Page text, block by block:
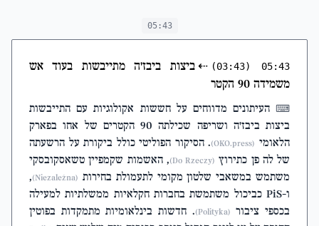
05:43
05:43
(03:43)
⇠ ביצות ביבז'ה מתייבשות בעוד אש
משמידה 90 הקטר
⌨ העיתונים מדווחים על חששות אקולוגיות עם התייבשות
ביצות ביבז'ה ושריפה שכילתה 90 הקטרים של אחו בפארק
הלאומי (OKO.press)
. הסיקור הפוליטי כולל ביקורת על הרשעתה
של לה פן כתירוץ (Do Rzeczy)
, האשמות שקמפיין טשאסקובסקי
משתמש במשאבי שלטון מקומי לתעמולת בחירות (Niezależna)
,
ו-PiS כביכול משתמשת בחברות חקלאיות ממשלתיות למעילה
בכספי ציבור (Polityka)
. חדשות בינלאומיות מתמקדות בפוטין